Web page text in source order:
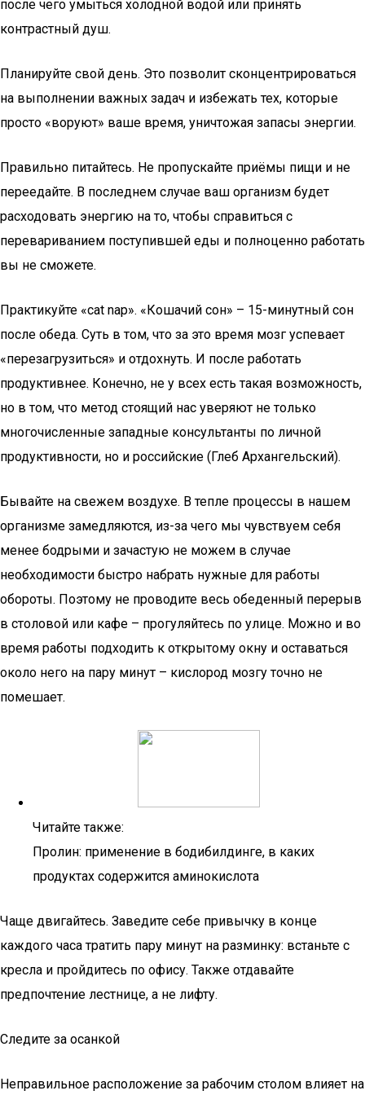
после чего умыться холодной водой или принять
контрастный душ.
Планируйте свой день. Это позволит сконцентрироваться
на выполнении важных задач и избежать тех, которые
просто «воруют» ваше время, уничтожая запасы энергии.
Правильно питайтесь. Не пропускайте приёмы пищи и не
переедайте. В последнем случае ваш организм будет
расходовать энергию на то, чтобы справиться с
перевариванием поступившей еды и полноценно работать
вы не сможете.
Практикуйте «cat nap». «Кошачий сон» – 15-минутный сон
после обеда. Суть в том, что за это время мозг успевает
«перезагрузиться» и отдохнуть. И после работать
продуктивнее. Конечно, не у всех есть такая возможность,
но в том, что метод стоящий нас уверяют не только
многочисленные западные консультанты по личной
продуктивности, но и российские (Глеб Архангельский).
Бывайте на свежем воздухе. В тепле процессы в нашем
организме замедляются, из-за чего мы чувствуем себя
менее бодрыми и зачастую не можем в случае
необходимости быстро набрать нужные для работы
обороты. Поэтому не проводите весь обеденный перерыв
в столовой или кафе – прогуляйтесь по улице. Можно и во
время работы подходить к открытому окну и оставаться
около него на пару минут – кислород мозгу точно не
помешает.
Читайте также:
Пролин: применение в бодибилдинге, в каких
продуктах содержится аминокислота
Чаще двигайтесь. Заведите себе привычку в конце
каждого часа тратить пару минут на разминку: встаньте с
кресла и пройдитесь по офису. Также отдавайте
предпочтение лестнице, а не лифту.
Следите за осанкой
Неправильное расположение за рабочим столом влияет на